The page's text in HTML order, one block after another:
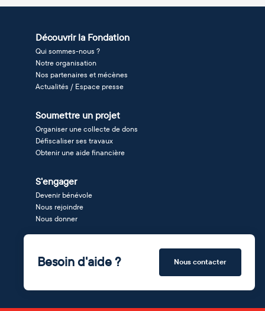
Découvrir la Fondation
Qui sommes-nous ?
Notre organisation
Nos partenaires et mécènes
Actualités / Espace presse
Soumettre un projet
Organiser une collecte de dons
Défiscaliser ses travaux
Obtenir une aide financière
S'engager
Devenir bénévole
Nous rejoindre
Nous donner
Besoin d'aide ? Nous contacter